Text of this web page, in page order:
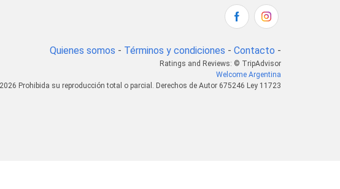
Quienes somos - Términos y condiciones - Contacto -
Ratings and Reviews: © TripAdvisor
Welcome Argentina
Prohibida su reproducción total o parcial. Derechos de Autor 675246 Ley 11723